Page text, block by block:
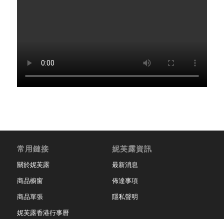
常用鏈接
關於妮芙露
商品櫥窗
商品單張
妮芙露香港行事曆
妮芙露資訊
最新消息
佈達事項
隱私聲明